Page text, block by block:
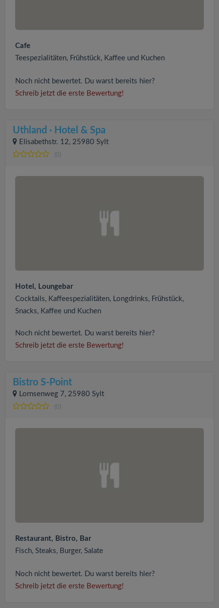
Cafe
Teespezialitäten, Frühstück, Kaffee und Kuchen
Noch nicht bewertet. Du warst bereits hier?
Schreib jetzt die erste Bewertung!
Uthland · Hotel & Spa
Elisabethstr. 12, 25980 Sylt
(0)
Hotel, Loungebar
Cocktails, Kaffeespezialitäten, Longdrinks, Frühstück,
Snacks, Kaffee und Kuchen
Noch nicht bewertet. Du warst bereits hier?
Schreib jetzt die erste Bewertung!
Bistro S-Point
Lornsenweg 7, 25980 Sylt
(0)
Restaurant, Bistro, Bar
Fisch, Steaks, Burger, Salate
Noch nicht bewertet. Du warst bereits hier?
Schreib jetzt die erste Bewertung!